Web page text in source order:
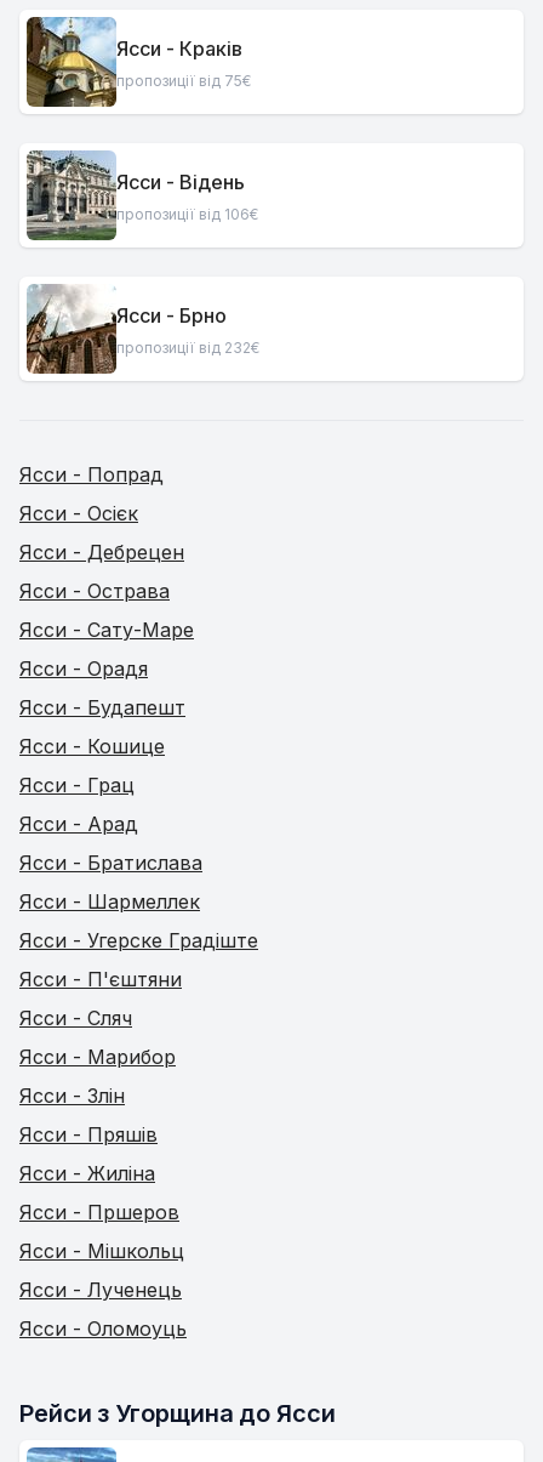
Ясси - Краків
пропозиції від 75€
Ясси - Відень
пропозиції від 106€
Ясси - Брно
пропозиції від 232€
Ясси - Попрад
Ясси - Осієк
Ясси - Дебрецен
Ясси - Острава
Ясси - Сату-Маре
Ясси - Орадя
Ясси - Будапешт
Ясси - Кошице
Ясси - Грац
Ясси - Арад
Ясси - Братислава
Ясси - Шармеллек
Ясси - Угерске Градіште
Ясси - П'єштяни
Ясси - Сляч
Ясси - Марибор
Ясси - Злін
Ясси - Пряшів
Ясси - Жиліна
Ясси - Пршеров
Ясси - Мішкольц
Ясси - Лученець
Ясси - Оломоуць
Рейси з Угорщина до Ясси